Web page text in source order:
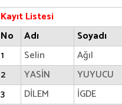
Kayıt Listesi
No
Adı
Soyadı
1
Selin
Ağıl
2
YASİN
YUYUCU
3
DİLEM
İGDE